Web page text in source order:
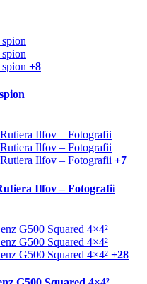
+8
+7
Ilfov – Fotografii
+28